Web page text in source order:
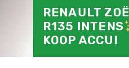
RENAULT ZOË
R135 INTENS
KOOP ACCU!